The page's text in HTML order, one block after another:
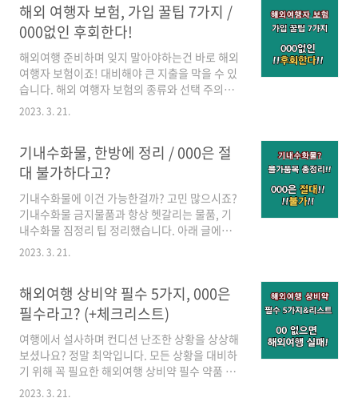
시설은 안전하고 안전하며, 여행하는 동안 안심
할 수 있습니다. 여러분이 안전하고 안전한 장소
에 머물고 있다는 것을 아는 것은 걱정을 덜고 여
러분이 여행을 즐기는 데 집중할 수 있게 해줍니
다. 편의성 : 좋은 숙소는 방문하고 싶은 곳에 쉽
게 접근할 수 있는 편리한 위치에 있습니다. 이를
통해 이동 시간을 최대한 활용할 수 있도록 교통
해외 여행자 보험, 가입 꿀팁 7가지 /
000없인 후회한다!
해외여행 준비하며 잊지 말아야하는건 바로 해외
여행자 보험이죠! 대비해야 큰 지출을 막을 수 있
습니다. 해외 여행자 보험의 종류와 선택 주의사
항, 보험사 추천까지 한 번에 확인하고 가세요~!
10가지와 Tip 총정리, OO은 놓고가면 안된다
고? 해외여행을 준비할 때에 항상 "내가 뭐 빠트
린건 없나?" 불안하시죠? 불안을 덜어내기 위해
준비한 "해외여행 준비물 완벽하게 끝내기" 포스
팅했습니다. 여권, 준비물 체크리스트, 준비 팁까
지 dobbyjeong.com >> 기내수화물, 한방에 정
리 / 000은 절대 불가하다고? 기내수화물, 한방
2023. 3. 21.
기내수화물, 한방에 정리 / 000은 절
대 불가하다고?
기내수화물에 이건 가능한걸까? 고민 많으시죠?
기내수화물 금지물품과 항상 헷갈리는 물품, 기
내수화물 짐정리 팁 정리했습니다. 아래 글에서
확인해보시고 우당탕탕 공항기 피하시길 바랍니
물 필수 10가지와 Tip 총정리, OO은 놓고가면 안
된다고? 해외여행을 준비할 때에 항상 "내가 뭐
빠트린건 없나?" 불안하시죠? 불안을 덜어내기
위해 준비한 "해외여행 준비물 완벽하게 끝내기"
포스팅했습니다. 여권, 준비물 체크리스트, 준비
팁까지 dobbyjeong.com >> 해외여행 상비약
필수 5가지, 약국에서 미리 구매하자(+체크리스
2023. 3. 21.
해외여행 상비약 필수 5가지, 000은
필수라고? (+체크리스트)
여행에서 설사하며 컨디션 난조한 상황을 상상해
보셨나요? 정말 최악입니다. 모든 상황을 대비하
기 위해 꼭 필요한 해외여행 상비약 필수 약품 5
가지 정리했습니다. 아래 체크리스트를 통해 마
2023. 3. 21.